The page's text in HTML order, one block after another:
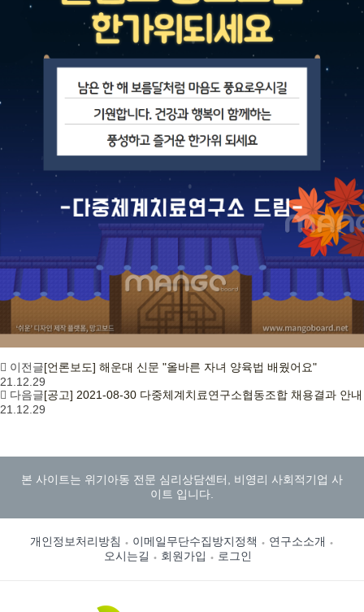
이전글[언론보도] 해운대 신문 "올바른 자녀 양육법 배웠어요"
21.12.29
다음글[공고] 2021-08-30 다중체계치료연구소협동조합 채용결과 안내
21.12.29
본 사이트는 위기아동 전문 심리상담센터, 비영리 사회적기업 사
이트 입니다.
개인정보처리방침 이메일무단수집방지정책
연구소소개
오시는길
회원가입 로그인